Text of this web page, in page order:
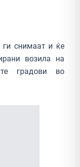
снимаат и ќе
возила на
градови во